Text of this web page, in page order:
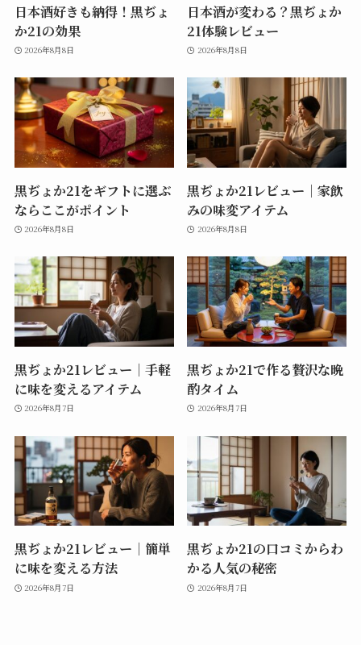
日本酒好きも納得！黒ぢょ
か21の効果
2026年8月8日
日本酒が変わる？黒ぢょか
21体験レビュー
2026年8月8日
黒ぢょか21をギフトに選ぶ
ならここがポイント
2026年8月8日
黒ぢょか21レビュー｜家飲
みの味変アイテム
2026年8月8日
黒ぢょか21レビュー｜手軽
に味を変えるアイテム
2026年8月7日
黒ぢょか21で作る贅沢な晩
酌タイム
2026年8月7日
黒ぢょか21レビュー｜簡単
に味を変える方法
2026年8月7日
黒ぢょか21の口コミからわ
かる人気の秘密
2026年8月7日